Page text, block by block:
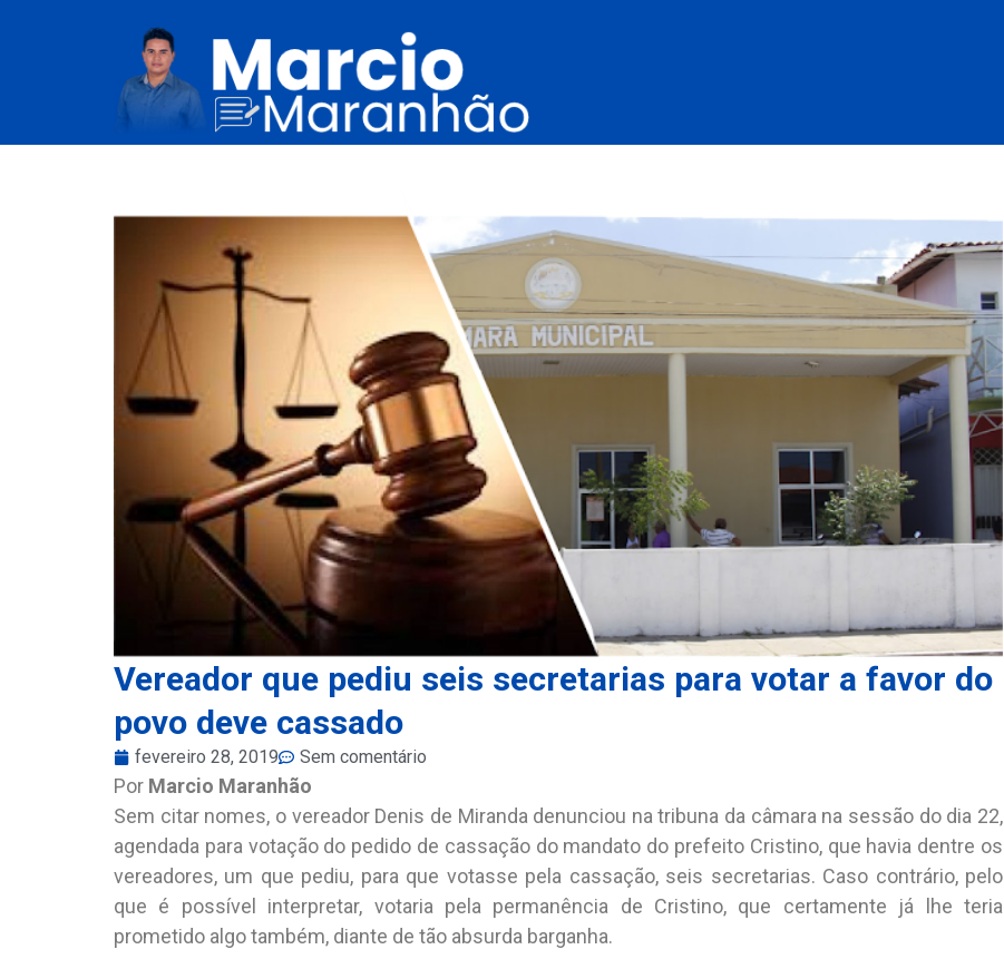
Vereador que pediu seis secretarias para votar a favor do
povo deve cassado
fevereiro 28, 2019 Sem comentário
Por Marcio Maranhão
Sem citar nomes, o vereador Denis de Miranda denunciou na tribuna da câmara na sessão do dia 22,
agendada para votação do pedido de cassação do mandato do prefeito Cristino, que havia dentre os
vereadores, um que pediu, para que votasse pela cassação, seis secretarias. Caso contrário, pelo
que é possível interpretar, votaria pela permanência de Cristino, que certamente já lhe teria
prometido algo também, diante de tão absurda barganha.